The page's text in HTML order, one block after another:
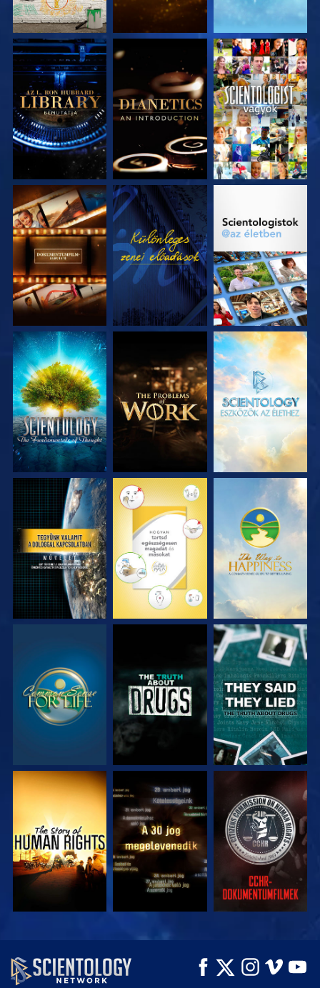
A SOROZAT
RÉSZEI
A SOROZAT
RÉSZEI
MŰSORNÉZÉS
A SOROZAT
RÉSZEI
MŰSORNÉZÉS
A SOROZAT
A SOROZAT
RÉSZEI
A SOROZAT
RÉSZEI
A SOROZAT
RÉSZEI
MŰSORNÉZÉS MŰSORNÉZÉS MŰSORNÉZÉS
MŰSORNÉZÉS MŰSORNÉZÉS MŰSORNÉZÉS
MŰSORNÉZÉS MŰSORNÉZÉS MŰSORNÉZÉS
MŰSORNÉZÉS MŰSORNÉZÉS
A SOROZAT
RÉSZEI